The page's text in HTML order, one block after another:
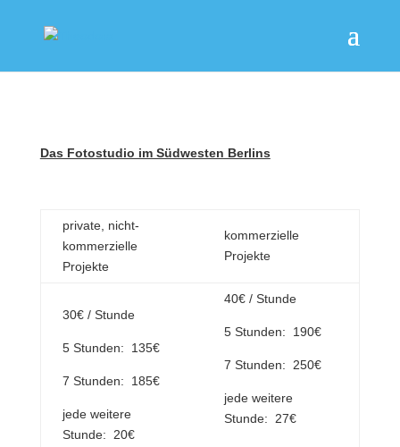
Das Fotostudio im Südwesten Berlins
private, nicht-
kommerzielle
Projekte
kommerzielle
Projekte
30€ / Stunde
5 Stunden: 135€
7 Stunden: 185€
jede weitere
Stunde: 20€
40€ / Stunde
5 Stunden: 190€
7 Stunden: 250€
jede weitere
Stunde: 27€